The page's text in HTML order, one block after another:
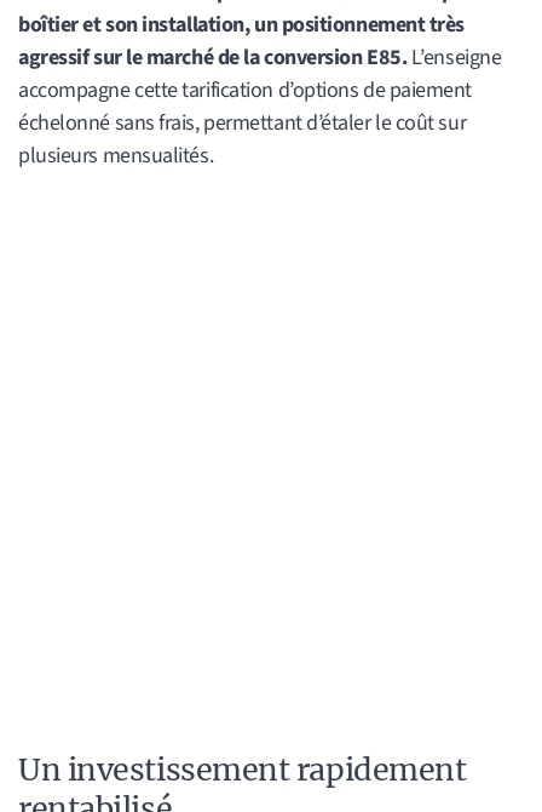
boîtier et son installation, un positionnement très
agressif sur le marché de la conversion E85.L’enseigne
accompagne cette tarification d’options de paiement
échelonné sans frais, permettant d’étaler le coût sur
plusieurs mensualités.
Un investissement rapidement